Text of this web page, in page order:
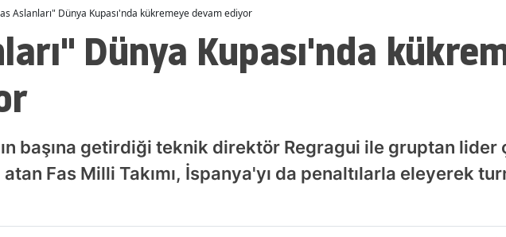
Amasya
Ankara
Aydın
Aslanları" Dünya Kupası'nda kükremeye devam ediyor
Dünya Kupası'nda
başına getirdiği teknik direktör Regragui ile gruptan lider
Fas Milli Takımı, İspanya'yı da penaltılarla eleyerek